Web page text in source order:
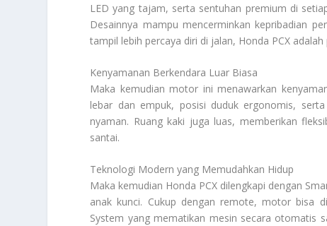
LED yang tajam, serta sentuhan premium di
Desainnya mampu mencerminkan kepribadian
tampil lebih percaya diri di jalan, Honda PCX
Kenyamanan Berkendara Luar Biasa
Maka kemudian motor ini menawarkan
lebar dan empuk, posisi duduk ergonomis,
nyaman. Ruang kaki juga luas, memberikan
santai.
Teknologi Modern yang Memudahkan Hidup
Maka kemudian Honda PCX dilengkapi dengan
anak kunci. Cukup dengan remote, motor bisa
System yang mematikan mesin secara otomatis